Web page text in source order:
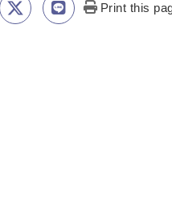
Print this